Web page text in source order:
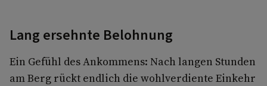
Lang ersehnte Belohnung
Ein Gefühl des Ankommens: Nach langen Stunden
am Berg rückt endlich die wohlverdiente Einkehr